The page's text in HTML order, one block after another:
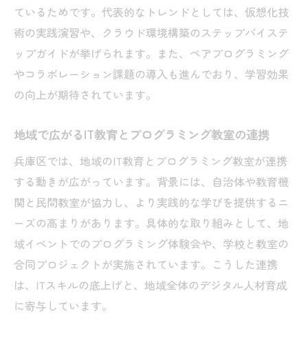
ているためです。代表的なトレンドとしては、仮想化技
術の実践演習や、クラウド環境構築のステップバイステ
ップガイドが挙げられます。また、ペアプログラミング
やコラボレーション課題の導入も進んでおり、学習効果
の向上が期待されています。
地域で広がるIT教育とプログラミング教室の連携
兵庫区では、地域のIT教育とプログラミング教室が連携
する動きが広がっています。背景には、自治体や教育機
関と民間教室が協力し、より実践的な学びを提供するニ
ーズの高まりがあります。具体的な取り組みとして、地
域イベントでのプログラミング体験会や、学校と教室の
合同プロジェクトが実施されています。こうした連携
は、ITスキルの底上げと、地域全体のデジタル人材育成
に寄与しています。